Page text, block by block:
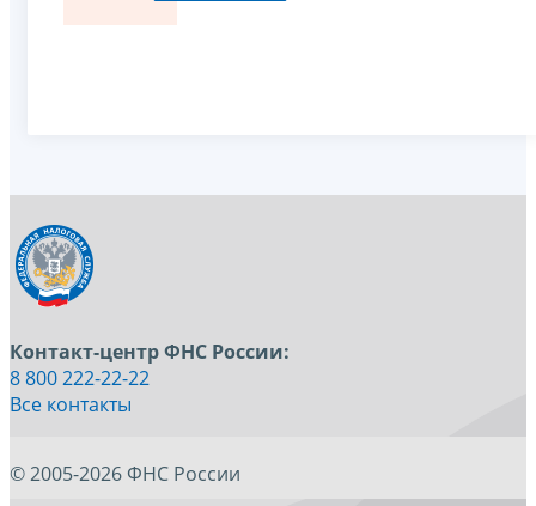
Контакт-центр ФНС России:
8 800 222-22-22
Все контакты
© 2005-2026 ФНС России